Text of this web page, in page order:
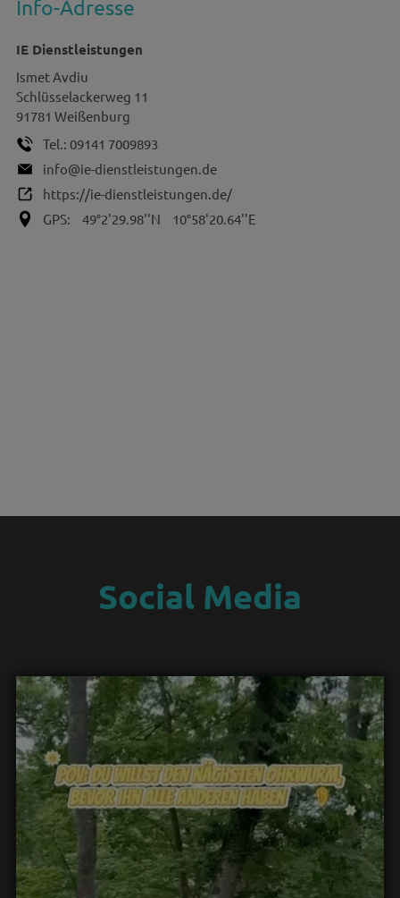
Info-Adresse
IE Dienstleistungen
IsmetAvdiu
Schlüsselackerweg 11
91781 Weißenburg
Tel.: 09141 7009893
info@ie-dienstleistungen.de
https://ie-dienstleistungen.de/
GPS:
49°2'29.98''N 10°58'20.64''E
Social Media